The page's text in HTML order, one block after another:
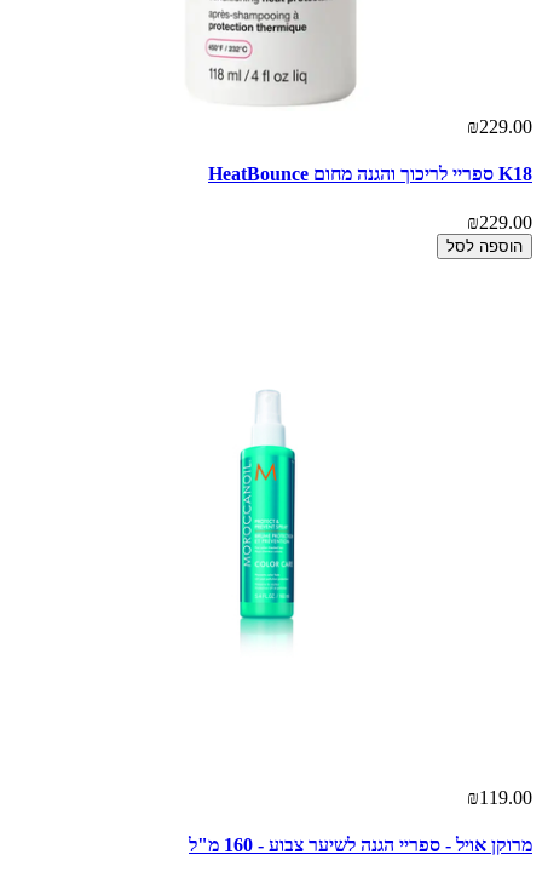
₪229.00
K18 ספריי לריכוך והגנה מחום HeatBounce
₪229.00
הוספה לסל
₪119.00
מרוקן אויל - ספריי הגנה לשיער צבוע - 160 מ"ל